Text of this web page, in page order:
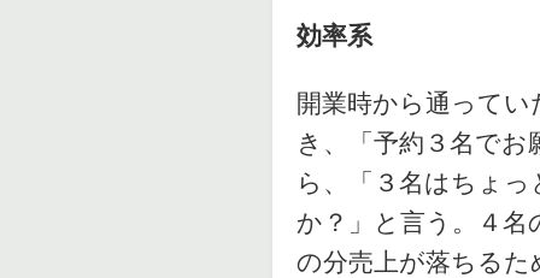
効率系
開業時から通って
き、「予約３名で
ら、「３名はちょ
か？」と言う。４
の分売上が落ちるた